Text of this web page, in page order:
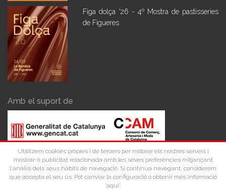
Figa dolça '26 - 4º Mostra de pastisseries
de Figueres
Amb el suport de
Utilitzem cookies pròpies i de tercers per millorar els nostres serveis i
mostrar-li publicitat relacionada amb les seves preferències mitjançant
l'anàlisi dels seus hàbits de navegació. Si contínua navegant, considerem
que accepta el seu ús. Pot canviar la configuració o obtenir més informació
‘aquí’.